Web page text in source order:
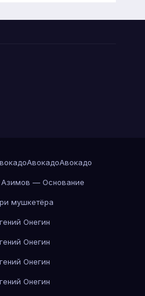
АвокадоАвокадо
Азимов — Основание
мушкетёра
Онегин
Онегин
Онегин
Онегин